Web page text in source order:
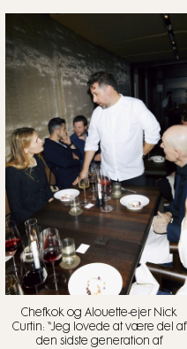
Chefkok og Alouette-ejer Nick
Curtin: “Jeg lovede at være del af
den sidste generation af